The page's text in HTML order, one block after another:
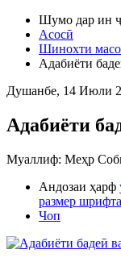
Шумо дар ин
Асосӣ
Шинохти
Адабиёти
Душанбе, 14 Июли
Адабиёти
Муаллиф: Меҳр
Андозаи ҳарф
размер шрифта
Чоп